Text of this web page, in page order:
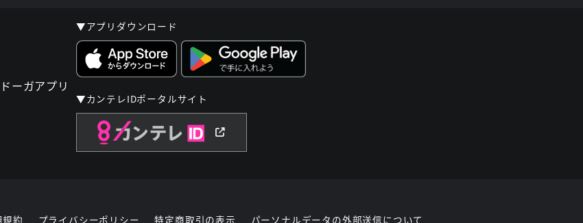
▼アプリダウンロード
▼カンテレIDポータルサイト
約 プライバシーポリシー 特定商取引の表示 パーソナルデータの外部送信について